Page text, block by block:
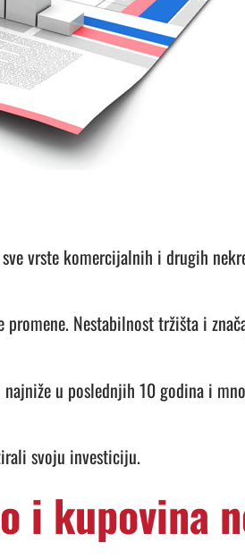
vrste komercijalnih i drugih
Nestabilnost tržišta i
najniže u poslednjih 10 godina i
svoju investiciju.
i kupovina